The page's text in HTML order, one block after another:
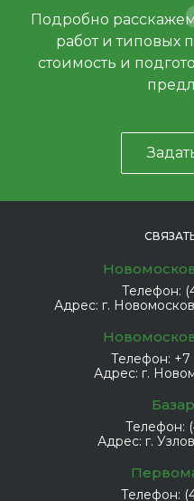
Подробно
работ и типовых
стоимость и
Телефон:
Адрес: г.
Телефон: +7
Адрес: г.
Телефон:
Адрес: г.
Телефон: